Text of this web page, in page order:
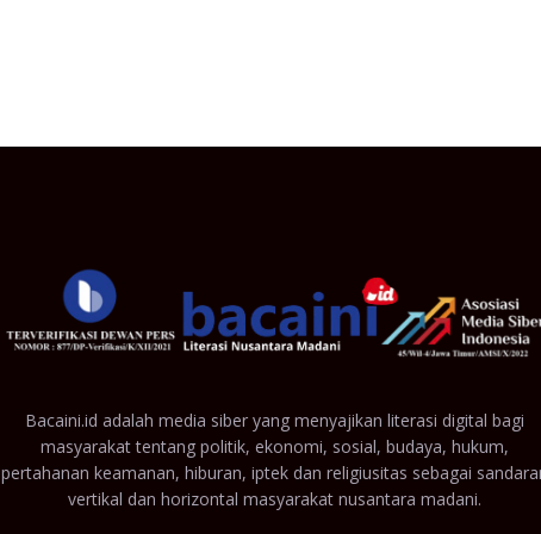
Bacaini.id adalah media siber yang menyajikan literasi digital bagi
masyarakat tentang politik, ekonomi, sosial, budaya, hukum,
pertahanan keamanan, hiburan, iptek dan religiusitas sebagai
vertikal dan horizontal masyarakat nusantara madani.